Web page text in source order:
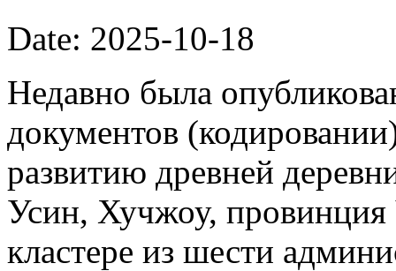
Date: 2025-10-18
Недавно была
документов
развитию древней
Усин, Хучжоу,
кластере из шести